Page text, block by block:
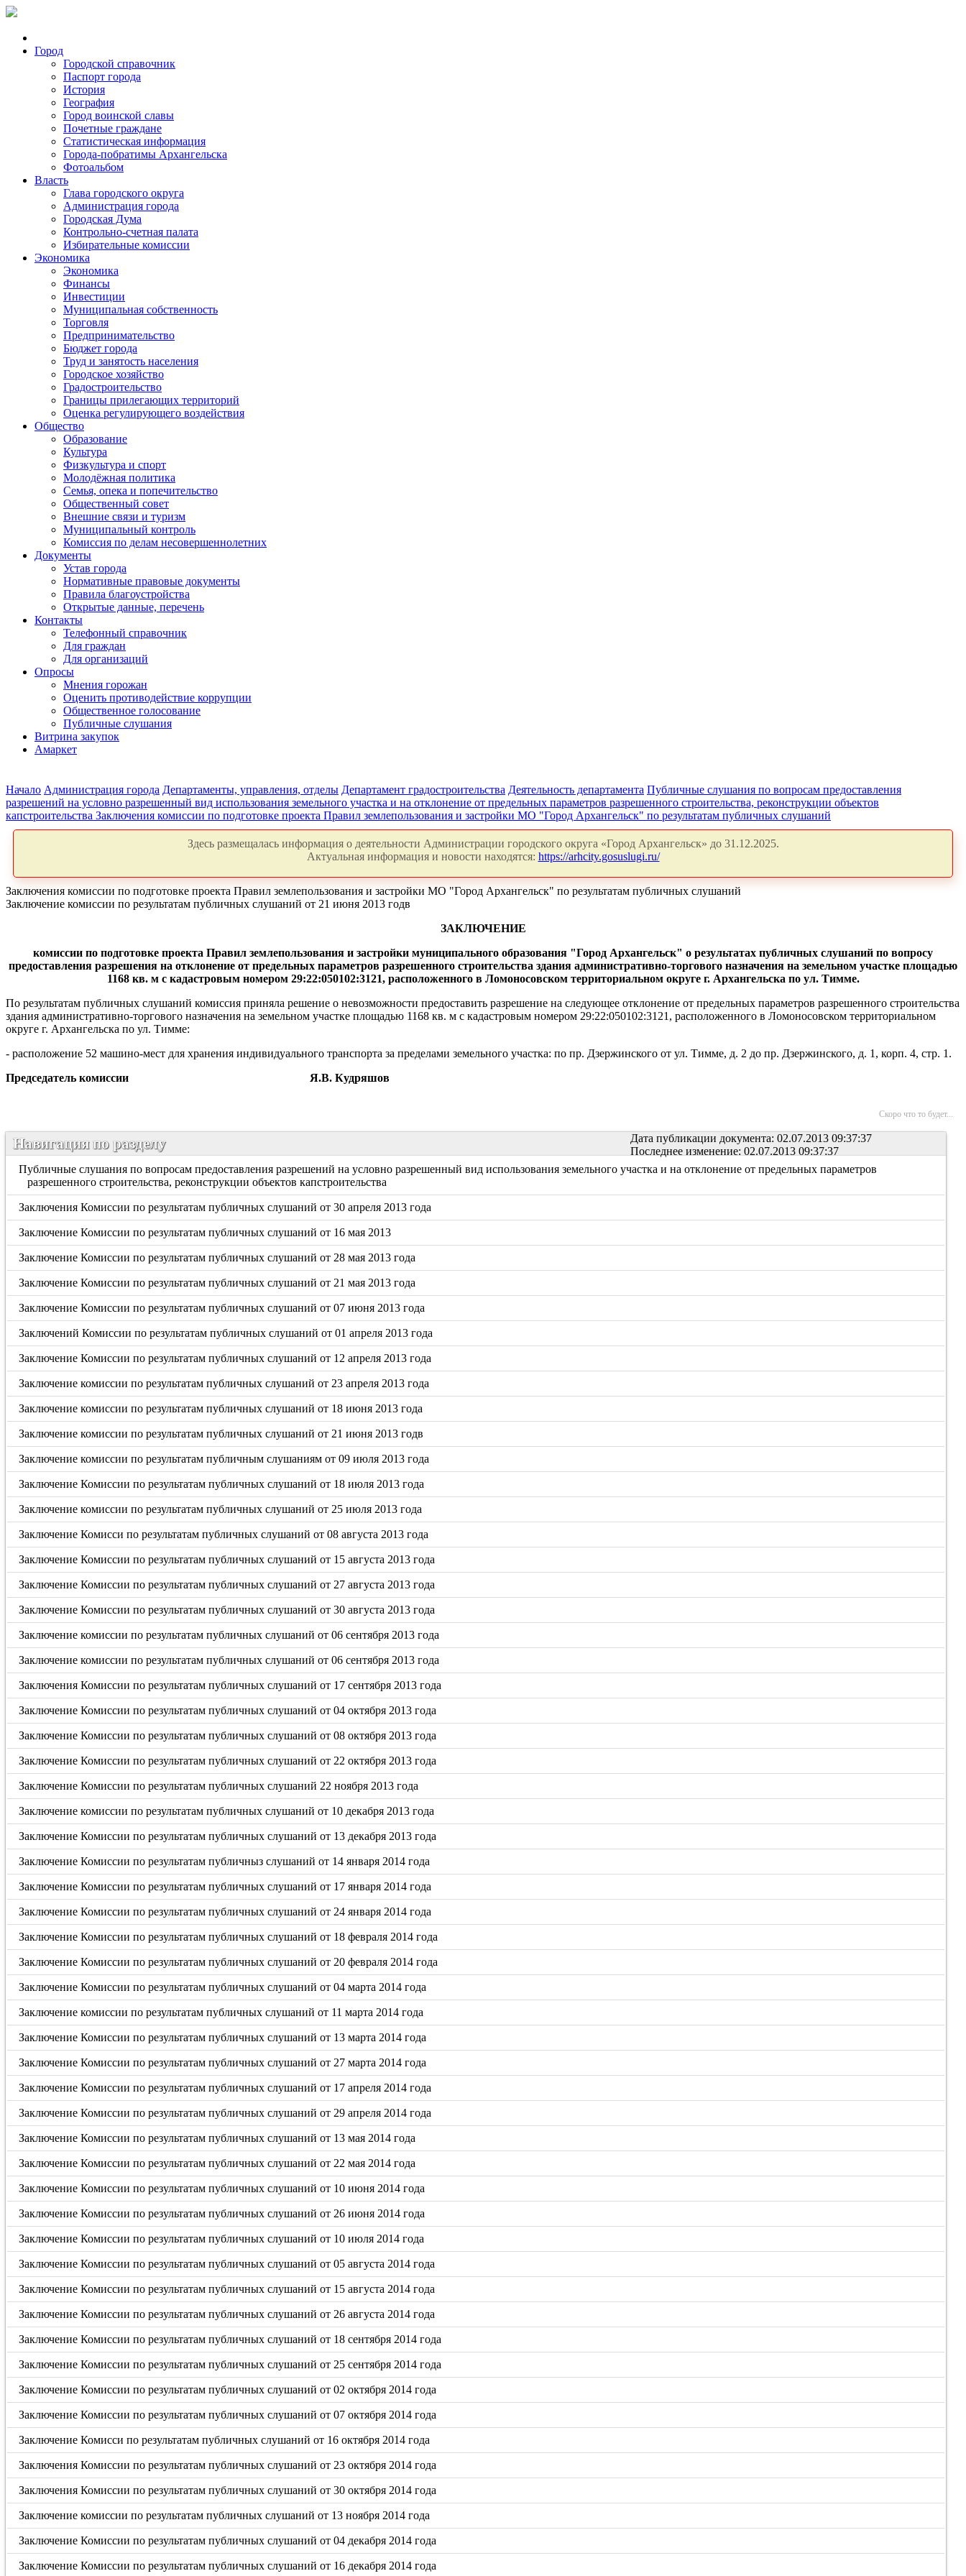
Город
Городской справочник
Паспорт города
История
География
Город воинской славы
Почетные граждане
Статистическая информация
Города-побратимы Архангельска
Фотоальбом
Власть
Глава городского округа
Администрация города
Городская Дума
Контрольно-счетная палата
Избирательные комиссии
Экономика
Экономика
Финансы
Инвестиции
Муниципальная собственность
Торговля
Предпринимательство
Бюджет города
Труд и занятость населения
Городское хозяйство
Градостроительство
Границы прилегающих территорий
Оценка регулирующего воздействия
Общество
Образование
Культура
Физкультура и спорт
Молодёжная политика
Семья, опека и попечительство
Общественный совет
Внешние связи и туризм
Муниципальный контроль
Комиссия по делам несовершеннолетних
Документы
Устав города
Нормативные правовые документы
Правила благоустройства
Открытые данные, перечень
Контакты
Телефонный справочник
Для граждан
Для организаций
Опросы
Мнения горожан
Оценить противодействие коррупции
Общественное голосование
Публичные слушания
Витрина закупок
Амаркет
Начало Администрация города Департаменты, управления, отделы Департамент градостроительства Деятельность департамента Публичные слушания по вопросам предоставления
разрешений на условно разрешенный вид использования земельного участка и на отклонение от предельных параметров разрешенного строительства, реконструкции объектов
капстроительства Заключения комиссии по подготовке проекта Правил землепользования и застройки МО "Город Архангельск" по результатам публичных слушаний
Здесь размещалась информация о деятельности Администрации городского округа «Город Архангельск» до 31.12.2025.
Актуальная информация и новости находятся: https://arhcity.gosuslugi.ru/
Заключения комиссии по подготовке проекта Правил землепользования и застройки МО "Город Архангельск" по результатам публичных слушаний
Заключение комиссии по результатам публичных слушаний от 21 июня 2013 годв
ЗАКЛЮЧЕНИЕ
комиссии по подготовке проекта Правил землепользования и застройки муниципального образования "Город Архангельск" о результатах публичных слушаний по вопросу
предоставления разрешения на отклонение от предельных параметров разрешенного строительства здания административно-торгового назначения на земельном участке площадью
1168 кв. м с кадастровым номером 29:22:050102:3121, расположенного в Ломоносовском территориальном округе г. Архангельска по ул. Тимме.
По результатам публичных слушаний комиссия приняла решение о невозможности предоставить разрешение на следующее отклонение от предельных параметров разрешенного строительства
здания административно-торгового назначения на земельном участке площадью 1168 кв. м с кадастровым номером 29:22:050102:3121, расположенного в Ломоносовском территориальном
округе г. Архангельска по ул. Тимме:
- расположение 52 машино-мест для хранения индивидуального транспорта за пределами земельного участка: по пр. Дзержинского от ул. Тимме, д. 2 до пр. Дзержинского, д. 1, корп. 4, стр. 1.
Председатель комиссии
Я.В. Кудряшов
Скоро что то будет...
Дата публикации документа: 02.07.2013 09:37:37
Последнее изменение: 02.07.2013 09:37:37
Навигация по разделу
Публичные слушания по вопросам предоставления разрешений на условно разрешенный вид использования земельного участка и на отклонение от предельных параметров
разрешенного строительства, реконструкции объектов капстроительства
Заключения Комиссии по результатам публичных слушаний от 30 апреля 2013 года
Заключение Комиссии по результатам публичных слушаний от 16 мая 2013
Заключение Комиссии по результатам публичных слушаний от 28 мая 2013 года
Заключение Комиссии по результатам публичных слушаний от 21 мая 2013 года
Заключение Комиссии по результатам публичных слушаний от 07 июня 2013 года
Заключений Комиссии по результатам публичных слушаний от 01 апреля 2013 года
Заключение Комиссии по результатам публичных слушаний от 12 апреля 2013 года
Заключение комиссии по результатам публичных слушаний от 23 апреля 2013 года
Заключение комиссии по результатам публичных слушаний от 18 июня 2013 года
Заключение комиссии по результатам публичных слушаний от 21 июня 2013 годв
Заключение комиссии по результатам публичным слушаниям от 09 июля 2013 года
Заключение Комиссии по результатам публичных слушаний от 18 июля 2013 года
Заключение комиссии по результатам публичных слушаний от 25 июля 2013 года
Заключение Комисси по результатам публичных слушаний от 08 августа 2013 года
Заключение Комиссии по результатам публичных слушаний от 15 августа 2013 года
Заключение Комиссии по результатам публичных слушаний от 27 августа 2013 года
Заключение Комиссии по результатам публичных слушаний от 30 августа 2013 года
Заключение комиссии по результатам публичных слушаний от 06 сентября 2013 года
Заключение комиссии по результатам публичных слушаний от 06 сентября 2013 года
Заключения Комиссии по результатам публичных слушаний от 17 сентября 2013 года
Заключение Комиссии по результатам публичных слушаний от 04 октября 2013 года
Заключение Комиссии по результатам публичных слушаний от 08 октября 2013 года
Заключение Комиссии по результатам публичных слушаний от 22 октября 2013 года
Заключение Комиссии по результатам публичных слушаний 22 ноября 2013 года
Заключение комиссии по результатам публичных слушаний от 10 декабря 2013 года
Заключение Комиссии по результатам публичных слушаний от 13 декабря 2013 года
Заключение Комиссии по результатам публичныз слушаний от 14 января 2014 года
Заключение Комиссии по результатам публичных слушаний от 17 января 2014 года
Заключение Комиссии по результатам публичных слушаний от 24 января 2014 года
Заключение Комиссии по результатам публичных слушаний от 18 февраля 2014 года
Заключение Комиссии по результатам публичных слушаний от 20 февраля 2014 года
Заключение Комиссии по результатам публичных слушаний от 04 марта 2014 года
Заключение комиссии по результатам публичных слушаний от 11 марта 2014 года
Заключение Комиссии по результатам публичных слушаний от 13 марта 2014 года
Заключение Комиссии по результатам публичных слушаний от 27 марта 2014 года
Заключение Комиссии по результатам публичных слушаний от 17 апреля 2014 года
Заключение Комиссии по результатам публичных слушаний от 29 апреля 2014 года
Заключение Комиссии по результатам публичных слушаний от 13 мая 2014 года
Заключение Комиссии по результатам публичных слушаний от 22 мая 2014 года
Заключение Комиссии по результатам публичных слушаний от 10 июня 2014 года
Заключение Комиссии по результатам публичных слушаний от 26 июня 2014 года
Заключение Комиссии по результатам публичных слушаний от 10 июля 2014 года
Заключение Комиссии по результатам публичных слушаний от 05 августа 2014 года
Заключение Комиссии по результатам публичных слушаний от 15 августа 2014 года
Заключение Комиссии по результатам публичных слушаний от 26 августа 2014 года
Заключение Комиссии по результатам публичных слушаний от 18 сентября 2014 года
Заключение Комиссии по результатам публичных слушаний от 25 сентября 2014 года
Заключение Комиссии по результатам публичных слушаний от 02 октября 2014 года
Заключение Комиссии по результатам публичных слушаний от 07 октября 2014 года
Заключение Комисси по результатам публичных слушаний от 16 октября 2014 года
Заключения Комиссии по результатам публичных слушаний от 23 октября 2014 года
Заключения Комиссии по результатам публичных слушаний от 30 октября 2014 года
Заключение комиссии по результатам публичных слушаний от 13 ноября 2014 года
Заключение Комиссии по результатам публичных слушаний от 04 декабря 2014 года
Заключение Комиссии по результатам публичных слушаний от 16 декабря 2014 года